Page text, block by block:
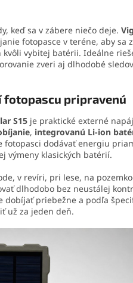
teréne.
keď sa v zábere niečo deje.
fotopasce v teréne, aby sa
vybitej batérii. Ideálne
zveri aj dlhodobé
fotopascu pripravenú
S15 je praktické externé
, integrovanú Li-ion
fotopasci dodávať energiu
výmeny klasických batérií.
v revíri, pri lese, na
dlhodobo bez neustálej
dobíjať priebežne a podľa
už za jeden deň.